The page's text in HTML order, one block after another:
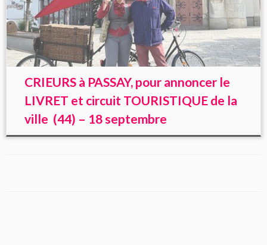
CRIEURS à PASSAY, pour annoncer le
LIVRET et circuit TOURISTIQUE de la
ville (44) – 18 septembre